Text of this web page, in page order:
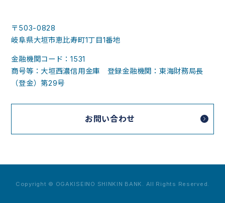
〒503-0828
岐阜県大垣市恵比寿町1丁目1番地
金融機関コード：1531
商号等：大垣西濃信用金庫 登録金融機関：東海財務局長
（登金）第29号
お問い合わせ
Copyright © OGAKISEINO SHINKIN BANK. All Rights Reserved.